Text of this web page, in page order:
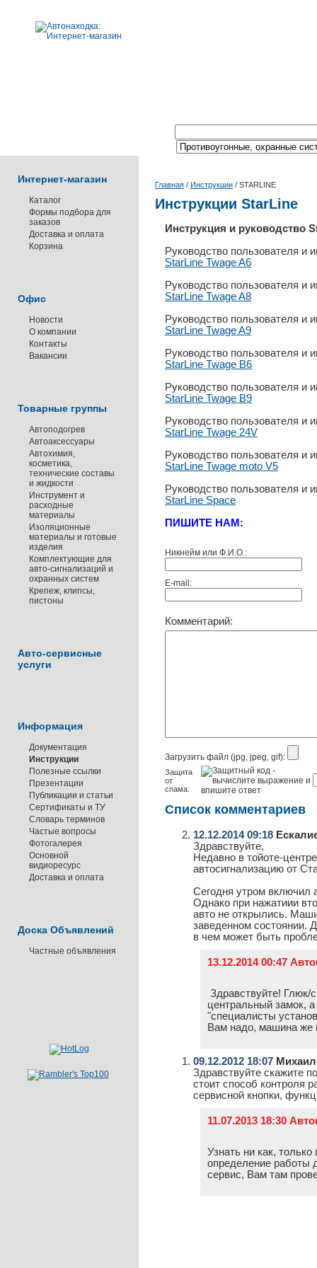
Интернет-магазин
Каталог
Формы подбора для
заказов
Доставка и оплата
Корзина
Офис
Новости
О компании
Контакты
Вакансии
Товарные группы
Автоподогрев
Автоаксессуары
Автохимия,
косметика,
технические составы
и жидкости
Инструмент и
расходные
материалы
Изоляционные
материалы и готовые
изделия
Комплектующие для
авто-сигнализаций и
охранных систем
Крепеж, клипсы,
пистоны
Авто-сервисные
услуги
Информация
Документация
Инструкции
Полезные ссылки
Презентации
Публикации и статьи
Сертификаты и ТУ
Словарь терминов
Частые вопросы
Фотогалерея
Основной
видиоресурс
Доставка и оплата
Доска Объявлений
Частные объявления
Главная / Инструкции / STARLINE
Инструкции StarLine
Инструкция и руководство
Руководство пользователя и
StarLine Twage A6
Руководство пользователя и
StarLine Twage A8
Руководство пользователя и
StarLine Twage A9
Руководство пользователя и
StarLine Twage B6
Руководство пользователя и
StarLine Twage B9
Руководство пользователя и
StarLine Twage 24V
Руководство пользователя и
StarLine Twage moto V5
Руководство пользователя и
StarLine Space
ПИШИТЕ НАМ:
Никнейм или Ф.И.О.:
E-mail:
Комментарий:
Загрузить файл (jpg, jpeg, gif):
Защита
от
спама:
Список комментариев
12.12.2014 09:18
Здравствуйте,
Недавно в тойоте-
автосигнализацию от
Сегодня утром включил
Однако при нажатиии
авто не открылись.
заведенном состоянии.
в чем может быть
13.12.2014 00:47
Здравствуйте! Глюк/
центральный замок,
"специалисты
Вам надо, машина же
09.12.2012 18:07 Михаил
Здравствуйте скажите
стоит способ контроля
сервисной кнопки,
11.07.2013 18:30
Узнать ни как, только
определение работы
сервис, Вам там